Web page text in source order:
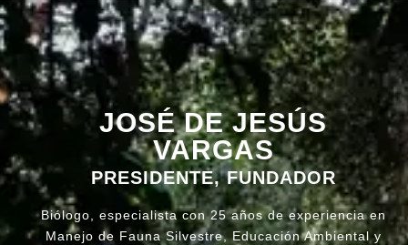
JOSÉ DE JESÚS
VARGAS
PRESIDENTE, FUNDADOR
Biólogo, especialista con 25 años de experiencia en
Manejo de Fauna Silvestre, Educación Ambiental y